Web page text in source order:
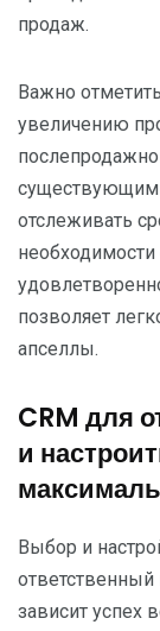
продаж.
Важно
увеличению
отслеживать
необходимости
позволяет
апселлы.
CRM для
и
Выбор и
ответственный
зависит успех